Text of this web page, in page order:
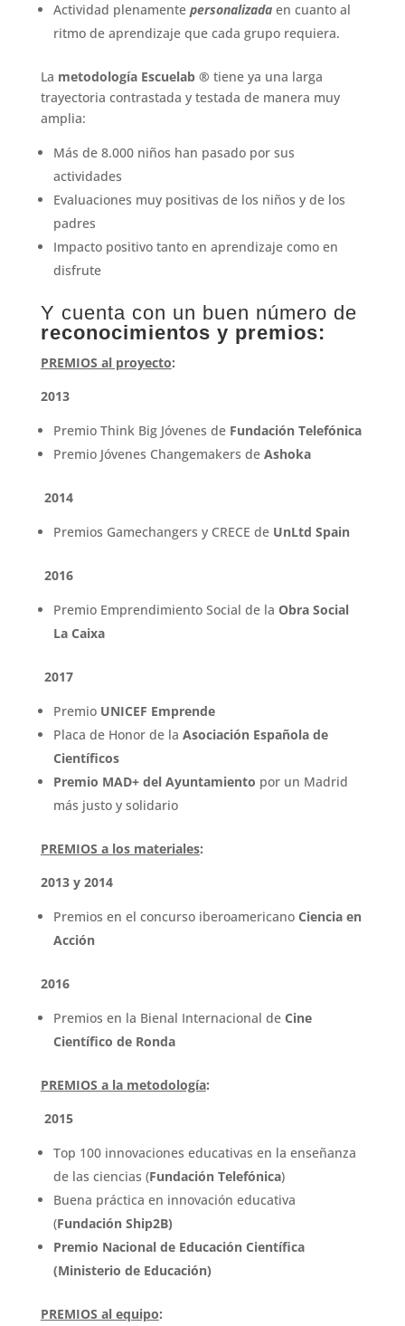
Actividad plenamente personalizadaen cuanto al
ritmo de aprendizaje que cada grupo requiera.
La metodología Escuelab ® tiene ya una larga
trayectoria contrastada y testada de manera muy
amplia:
Más de 8.000 niños han pasado por sus
actividades
Evaluaciones muy positivas de los niños y de los
padres
Impacto positivo tanto en aprendizaje como en
disfrute
Y cuenta con un buen número de
reconocimientos y premios:
PREMIOS al proyecto:
2013
Premio Think Big Jóvenes de Fundación Telefónica
Premio Jóvenes Changemakers deAshoka
2014
Premios Gamechangers y CRECE de UnLtd Spain
2016
Premio Emprendimiento Social de la Obra Social
La Caixa
2017
Premio UNICEF Emprende
Placa de Honor de la Asociación Española de
Científicos
Premio MAD+ del Ayuntamiento por un Madrid
más justo y solidario
PREMIOS a los materiales:
2013 y 2014
Premios en el concurso iberoamericano Ciencia en
Acción
2016
Premios en la Bienal Internacional de Cine
Científico de Ronda
PREMIOS a la metodología:
2015
Top 100 innovaciones educativas en la enseñanza
de las ciencias (Fundación Telefónica)
Buena práctica en innovación educativa
(Fundación Ship2B)
Premio Nacional de Educación Científica
(Ministerio de Educación)
PREMIOS al equipo: